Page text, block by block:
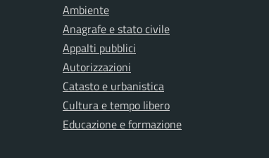
Ambiente
Anagrafe e stato civile
Appalti pubblici
Autorizzazioni
Catasto e urbanistica
Cultura e tempo libero
Educazione e formazione